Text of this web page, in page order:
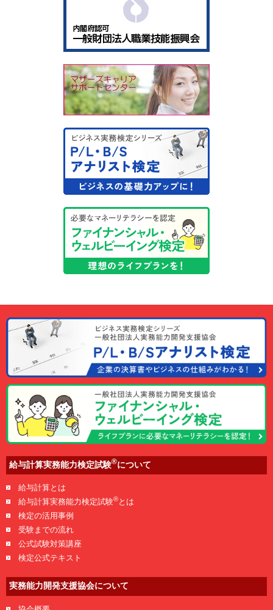
給与計算実務能力検定試験®について
給与計算とは
給与計算実務能力検定試験®とは
検定の活用事例
受験までの流れ
公式試験対策講座
検定公式テキスト
実務能力開発支援協会について